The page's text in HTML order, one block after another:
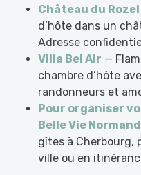
Château du Rozel
d’hôte dans un
Adresse
Villa Bel Air —
chambre d’hôte
randonneurs et
Pour organiser
Belle Vie
gîtes à Cherbourg,
ville ou en